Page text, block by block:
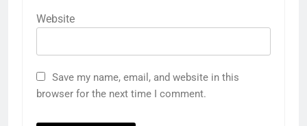
Website
Save my name, email, and website in this
browser for the next time I comment.